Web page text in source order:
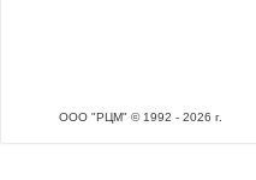
ООО "РЦМ" © 1992 - 2026 г.